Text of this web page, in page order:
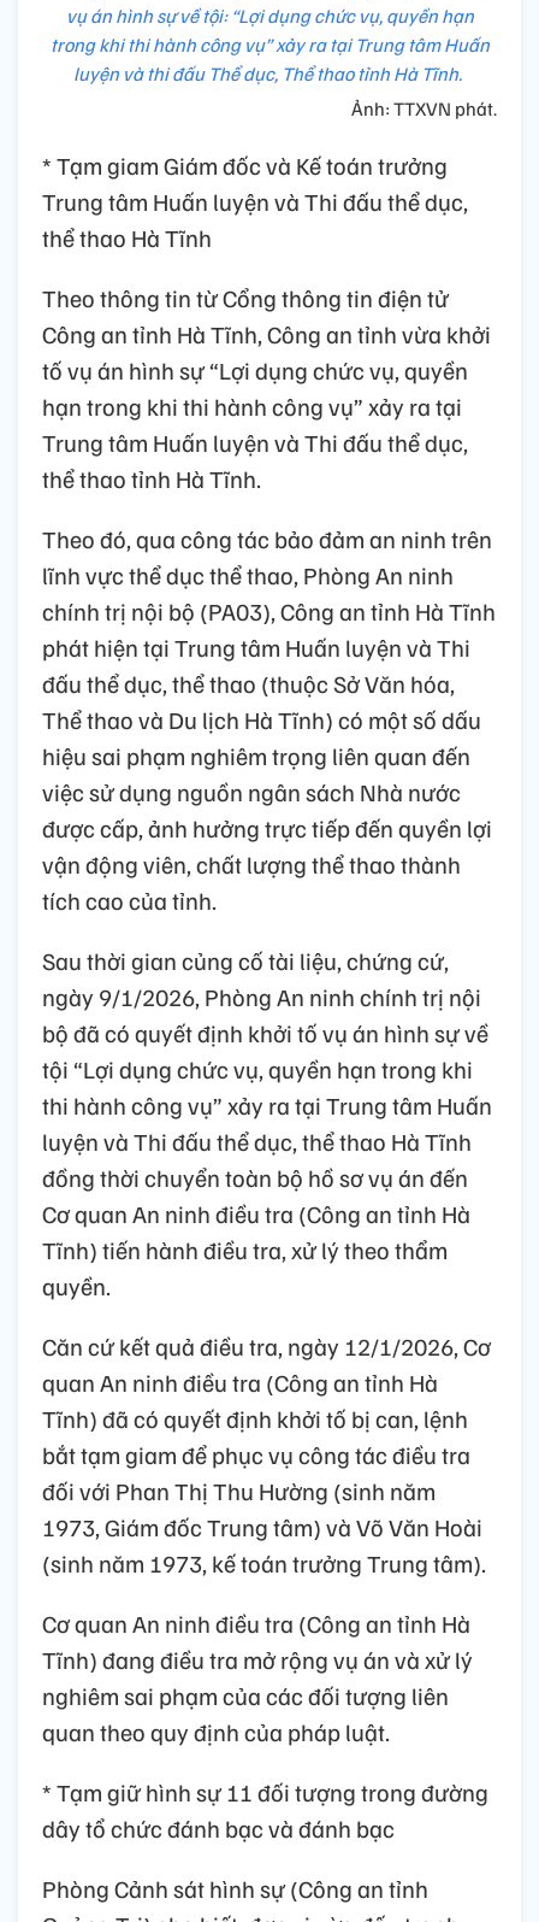
vụ án hình sự về tội: “Lợi dụng chức vụ, quyền hạn
trong khi thi hành công vụ” xảy ra tại Trung tâm Huấn
luyện và thi đấu Thể dục, Thể thao tỉnh Hà Tĩnh.
Ảnh: TTXVN phát.
* Tạm giam Giám đốc và Kế toán trưởng
Trung tâm Huấn luyện và Thi đấu thể dục,
thể thao Hà Tĩnh
Theo thông tin từ Cổng thông tin điện tử
Công an tỉnh Hà Tĩnh, Công an tỉnh vừa khởi
tố vụ án hình sự “Lợi dụng chức vụ, quyền
hạn trong khi thi hành công vụ” xảy ra tại
Trung tâm Huấn luyện và Thi đấu thể dục,
thể thao tỉnh Hà Tĩnh.
Theo đó, qua công tác bảo đảm an ninh trên
lĩnh vực thể dục thể thao, Phòng An ninh
chính trị nội bộ (PA03), Công an tỉnh Hà Tĩnh
phát hiện tại Trung tâm Huấn luyện và Thi
đấu thể dục, thể thao (thuộc Sở Văn hóa,
Thể thao và Du lịch Hà Tĩnh) có một số dấu
hiệu sai phạm nghiêm trọng liên quan đến
việc sử dụng nguồn ngân sách Nhà nước
được cấp, ảnh hưởng trực tiếp đến quyền lợi
vận động viên, chất lượng thể thao thành
tích cao của tỉnh.
Sau thời gian củng cố tài liệu, chứng cứ,
ngày 9/1/2026, Phòng An ninh chính trị nội
bộ đã có quyết định khởi tố vụ án hình sự về
tội “Lợi dụng chức vụ, quyền hạn trong khi
thi hành công vụ” xảy ra tại Trung tâm Huấn
luyện và Thi đấu thể dục, thể thao Hà Tĩnh
đồng thời chuyển toàn bộ hồ sơ vụ án đến
Cơ quan An ninh điều tra (Công an tỉnh Hà
Tĩnh) tiến hành điều tra, xử lý theo thẩm
quyền.
Căn cứ kết quả điều tra, ngày 12/1/2026, Cơ
quan An ninh điều tra (Công an tỉnh Hà
Tĩnh) đã có quyết định khởi tố bị can, lệnh
bắt tạm giam để phục vụ công tác điều tra
đối với Phan Thị Thu Hường (sinh năm
1973, Giám đốc Trung tâm) và Võ Văn Hoài
(sinh năm 1973, kế toán trưởng Trung tâm).
Cơ quan An ninh điều tra (Công an tỉnh Hà
Tĩnh) đang điều tra mở rộng vụ án và xử lý
nghiêm sai phạm của các đối tượng liên
quan theo quy định của pháp luật.
* Tạm giữ hình sự 11 đối tượng trong đường
dây tổ chức đánh bạc và đánh bạc
Phòng Cảnh sát hình sự (Công an tỉnh